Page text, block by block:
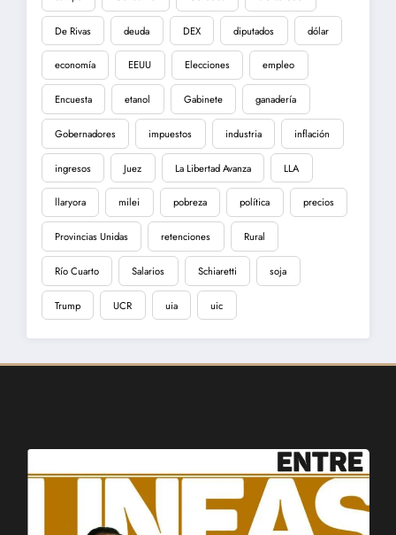
De Rivas deuda DEX diputados dólar
economía EEUU Elecciones empleo
Encuesta etanol Gabinete ganadería
Gobernadores impuestos industria inflación
ingresos Juez La Libertad Avanza LLA
llaryora milei pobreza política precios
Provincias Unidas retenciones Rural
Río Cuarto Salarios Schiaretti soja
Trump UCR uia uic